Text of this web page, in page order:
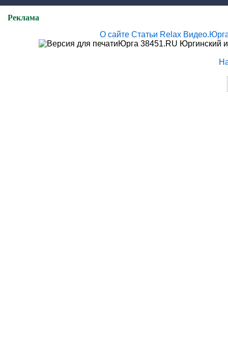
Реклама
О сайте Статьи Relax
Юрга 38451.RU Юргинский